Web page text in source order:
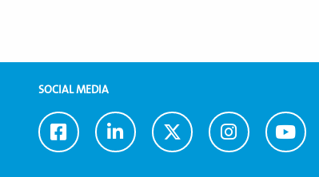
SOCIAL MEDIA
Ga
naar
Ga
naar
Ga
naar
Ga
naar
Ga
naar